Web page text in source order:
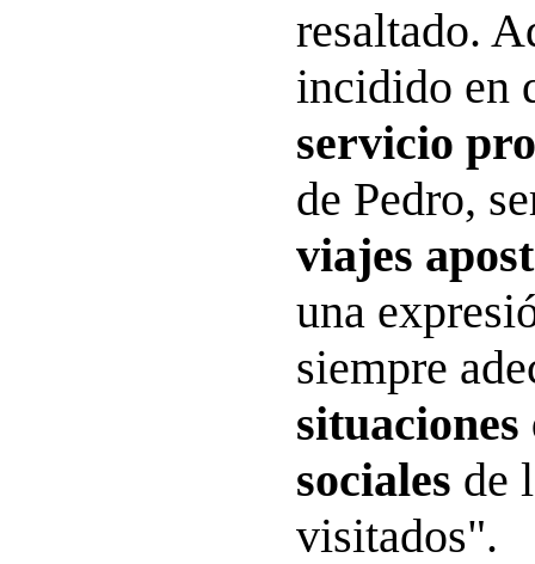
resaltado.
incidido en
servicio
de Pedro,
viajes
una
siempre
situaciones
sociales de
visitados".